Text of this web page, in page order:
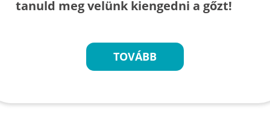
tanuld meg velünk kiengedni a gőzt!
TOVÁBB